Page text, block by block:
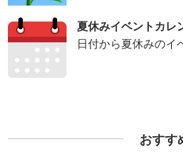
夏休みイベントカレ
日付から夏休みのイ
おすす